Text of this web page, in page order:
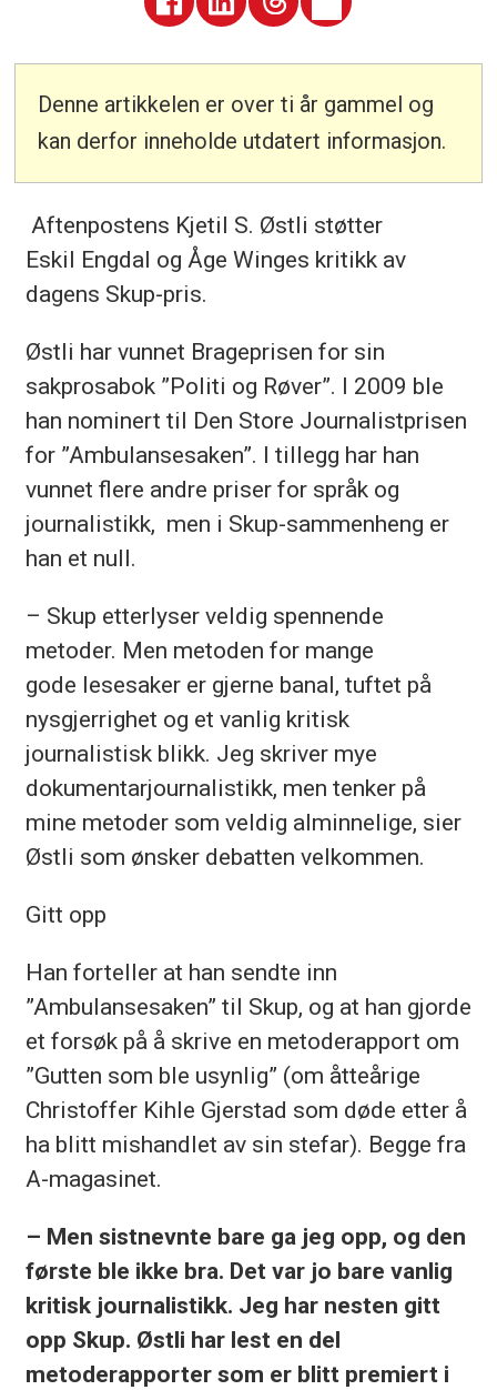
Denne artikkelen er over ti år gammel og
kan derfor inneholde utdatert informasjon.
Aftenpostens Kjetil S. Østli støtter
Eskil Engdal og Åge Winges kritikk av
dagens Skup-pris.
Østli har vunnet Brageprisen for sin
sakprosabok ”Politi og Røver”. I 2009 ble
han nominert til Den Store Journalistprisen
for ”Ambulansesaken”. I tillegg har han
vunnet flere andre priser for språk og
journalistikk, men i Skup-sammenheng er
han et null.
– Skup etterlyser veldig spennende
metoder. Men metoden for mange
gode lesesaker er gjerne banal, tuftet på
nysgjerrighet og et vanlig kritisk
journalistisk blikk. Jeg skriver mye
dokumentarjournalistikk, men tenker på
mine metoder som veldig alminnelige, sier
Østli som ønsker debatten velkommen.
Gitt opp
Han forteller at han sendte inn
”Ambulansesaken” til Skup, og at han gjorde
et forsøk på å skrive en metoderapport om
”Gutten som ble usynlig” (om åtteårige
Christoffer Kihle Gjerstad som døde etter å
ha blitt mishandlet av sin stefar). Begge fra
A-magasinet.
– Men sistnevnte bare ga jeg opp, og den
første ble ikke bra. Det var jo bare vanlig
kritisk journalistikk. Jeg har nesten gitt
opp Skup. Østli har lest en del
metoderapporter som er blitt premiert i